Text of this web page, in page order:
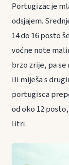
Portugizac je
odsjajem.
14 do 16 posto
voćne note
brzo zrije, pa
ili miješa s
portugisca
od oko 12
litri.